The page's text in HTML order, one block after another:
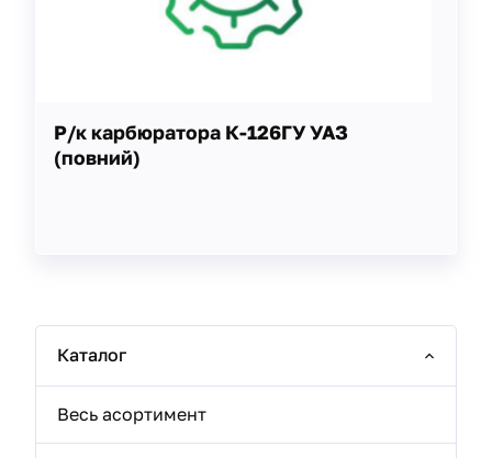
Р/к карбюратора К-126ГУ УАЗ
(повний)
Каталог
Весь асортимент